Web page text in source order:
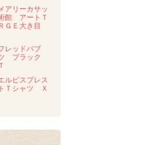
アリーカサッ
館 アートＴ
ＧＥ大き目
レッドバブ
ツ ブラック
ルビスプレス
Ｔシャツ Ｘ